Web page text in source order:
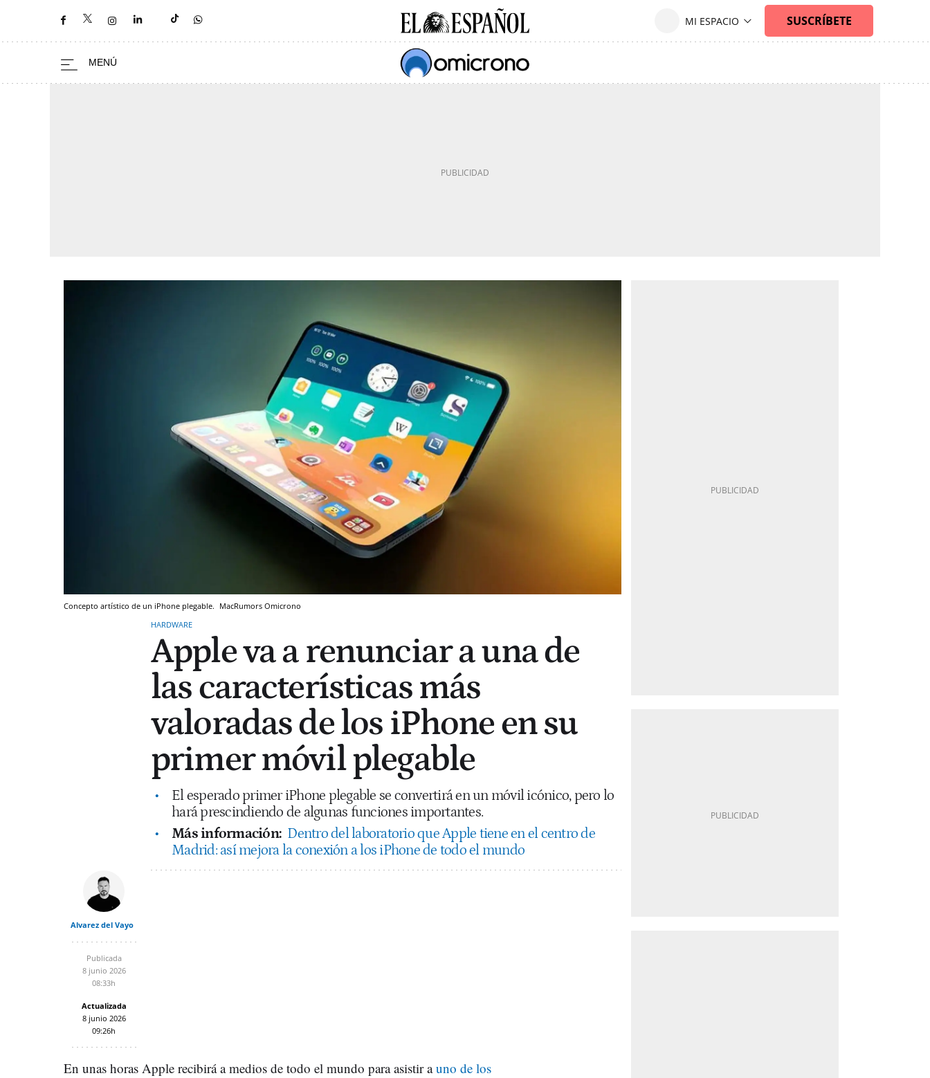
Concepto artístico de un iPhone plegable. MacRumors Omicrono
HARDWARE
Apple va a renunciar a una de
las características más
valoradas de los iPhone en su
primer móvil plegable
El esperado primer iPhone plegable se convertirá en un móvil icónico, pero lo
hará prescindiendo de algunas funciones importantes.
Más información: Dentro del laboratorio que Apple tiene en el centro de
Madrid: así mejora la conexión a los iPhone de todo el mundo
Alvarez del Vayo
Publicada
8 junio 2026
08:33h
Actualizada
8 junio 2026
09:26h
En unas horas Apple recibirá a medios de todo el mundo para asistir auno de los